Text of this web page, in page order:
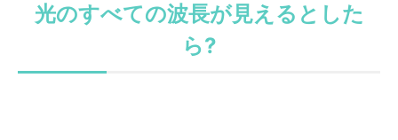
光のすべての波長が見えるとした
ら?